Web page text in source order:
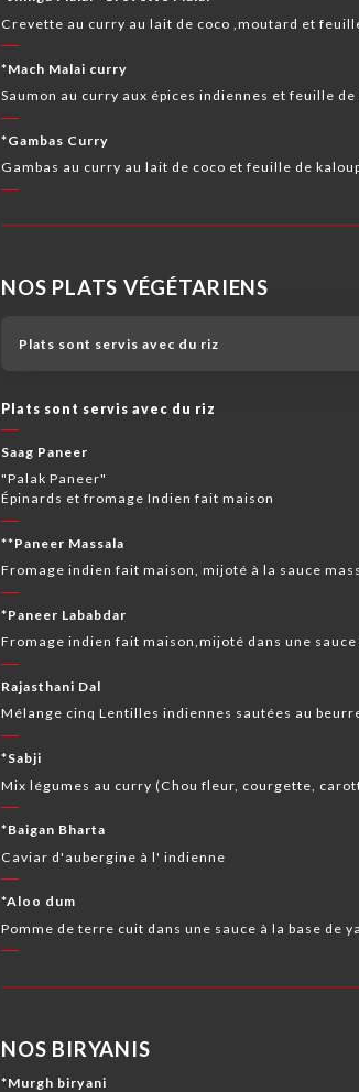
Crevette au curry au lait de coco ,moutard et
*Mach Malai curry
Saumon au curry aux épices indiennes et feuille
*Gambas Curry
Gambas au curry au lait de coco et feuille de
NOS PLATS VÉGÉTARIENS
Plats sont servis avec du riz
Plats sont servis avec du riz
Saag Paneer
"Palak Paneer"
Épinards et fromage Indien fait maison
**Paneer Massala
Fromage indien fait maison, mijoté à la sauce
*Paneer Lababdar
Fromage indien fait maison,mijoté dans une
Rajasthani Dal
Mélange cinq Lentilles indiennes sautées au
*Sabji
Mix légumes au curry (Chou fleur, courgette,
*Baigan Bharta
Caviar d'aubergine à l' indienne
*Aloo dum
Pomme de terre cuit dans une sauce à la base de
NOS BIRYANIS
*Murgh biryani